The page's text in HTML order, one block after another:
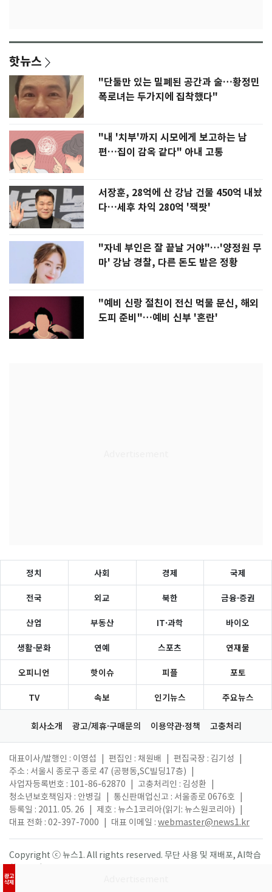
핫뉴스
"단둘만 있는 밀폐된 공간과 술…황정민
폭로녀는 두가지에 집착했다"
"내 '치부'까지 시모에게 보고하는 남
편…집이 감옥 같다" 아내 고통
서장훈, 28억에 산 강남 건물 450억 내놨
다…세후 차익 280억 '잭팟'
"자네 부인은 잘 끝날 거야"…'양정원 무
마' 강남 경찰, 다른 돈도 받은 정황
"예비 신랑 절친이 전신 먹물 문신, 해외
도피 준비"…예비 신부 '혼란'
광고
삭제
정치 사회 경제 국제
전국 외교 북한 금융·증권
산업 부동산 IT·과학 바이오
생활·문화 연예 스포츠 연재물
오피니언 핫이슈 피플 포토
TV 속보 인기뉴스 주요뉴스
회사소개 광고/제휴·구매문의 이용약관·정책 고충처리
대표이사/발행인 : 이영섭 편집인 : 채원배 편집국장 : 김기성
주소 : 서울시 종로구 종로 47 (공평동,SC빌딩17층)
사업자등록번호 : 101-86-62870
고충처리인 : 김성환
청소년보호책임자 : 안병길
통신판매업신고 : 서울종로 0676호
등록일 : 2011. 05. 26
제호 : 뉴스1코리아(읽기: 뉴스원코리아)
대표 전화 : 02-397-7000
대표 이메일 : webmaster@news1.kr
Copyright ⓒ 뉴스1. All rights reserved. 무단 사용 및 재배포, AI학습
활용 금지.